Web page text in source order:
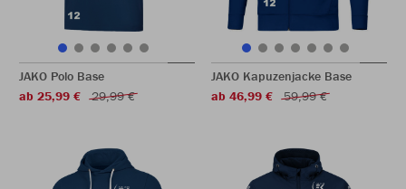
JAKO Polo Base
ab 25,99 €
29,99 €
JAKO Kapuzenjacke Base
ab 46,99 €
59,99 €